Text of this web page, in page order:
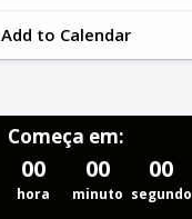
Add to Calendar
Começa em:
00
hora
00
minuto
00
segundo